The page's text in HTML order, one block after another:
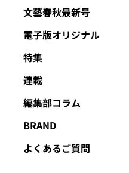
文藝春秋最新号
電子版オリジナル
特集
連載
編集部コラム
BRAND
よくあるご質問